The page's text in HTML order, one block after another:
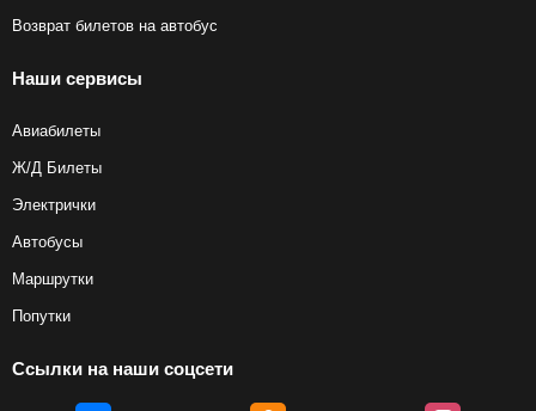
Возврат билетов на автобус
Наши сервисы
Авиабилеты
Ж/Д Билеты
Электрички
Автобусы
Маршрутки
Попутки
Ссылки на наши соцсети